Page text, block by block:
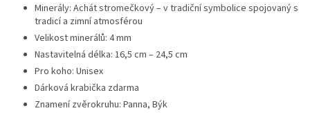
Minerály: Achát stromečkový – v tradiční symbolice spojovaný s
tradicí a zimní atmosférou
Velikost minerálů: 4 mm
Nastavitelná délka: 16,5 cm – 24,5 cm
Pro koho: Unisex
Dárková krabička zdarma
Znamení zvěrokruhu: Panna, Býk